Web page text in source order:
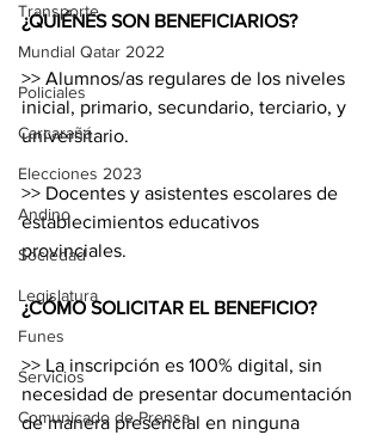
Transporte
Mundial Qatar 2022
Policiales
Carcarañá
Elecciones 2023
Andino
Sociedad
Legislatura
Funes
Servicios
Comunicado de Prensa
¿QUIÉNES SON BENEFICIARIOS?
>> Alumnos/as regulares de los niveles
inicial, primario, secundario, terciario, y
universitario.
>> Docentes y asistentes escolares de
establecimientos educativos
provinciales.
¿CÓMO SOLICITAR EL BENEFICIO?
>> La inscripción es 100% digital, sin
necesidad de presentar documentación
de manera presencial en ninguna